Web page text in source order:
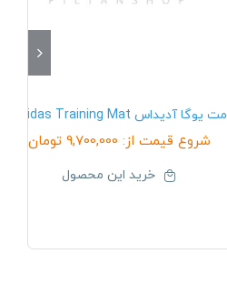
مت یوگا آدیداس Adidas Training Mat
شروع قیمت از: 9,700,000 تومان
خرید این محصول